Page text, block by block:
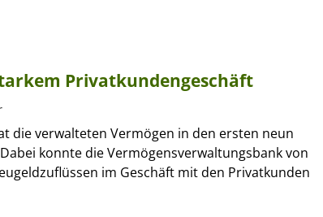
Privatkundengeschäft
die verwalteten Vermögen in den ersten neun
konnte die Vermögensverwaltungsbank von
im Geschäft mit den Privatkunden